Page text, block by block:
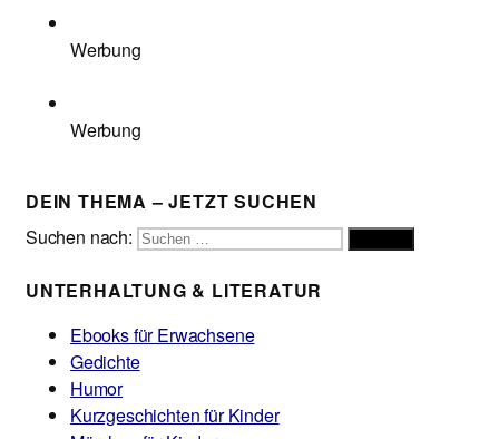
Werbung
Werbung
DEIN THEMA – JETZT SUCHEN
Suchen nach:
UNTERHALTUNG & LITERATUR
Ebooks für Erwachsene
Gedichte
Humor
Kurzgeschichten für Kinder